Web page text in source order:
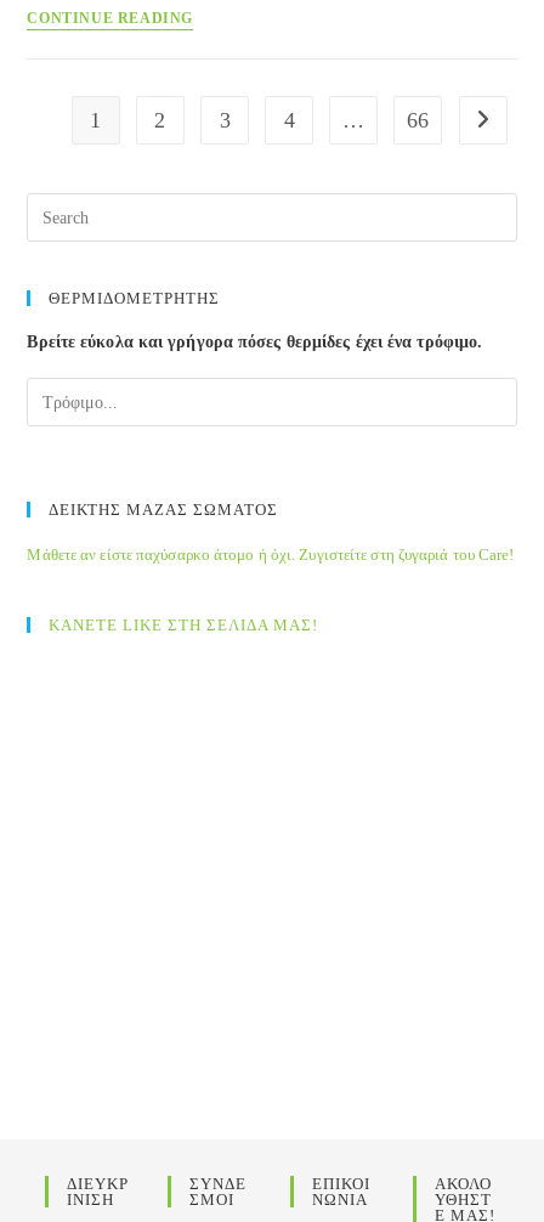
CONTINUE READING
1 2 3 4 … 66 Go to
ΘΕΡΜΙΔΟΜΕΤΡΗΤΗΣ
Βρείτε εύκολα και γρήγορα πόσες θερμίδες έχει ένα τρόφιμο.
ΔΕΙΚΤΗΣ ΜΑΖΑΣ ΣΩΜΑΤΟΣ
Μάθετε αν είστε παχύσαρκο άτομο ή όχι. Ζυγιστείτε στη ζυγαριά του Care!
ΚΑΝΕΤΕ LIKE ΣΤΗ ΣΕΛΙΔΑ ΜΑΣ!
ΔΙΕΥΚΡ
ΙΝΙΣΗ
ΣΥΝΔΕ
ΣΜΟΙ
ΕΠΙΚΟΙ
ΝΩΝΙΑ
ΑΚΟΛΟ
ΥΘΗΣΤ
Ε ΜΑΣ!